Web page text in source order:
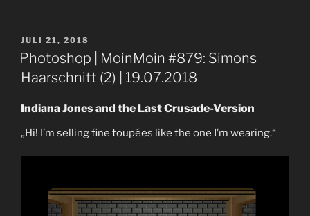
VERÖFFENTLICHT
AM
JULI 21, 2018
Photoshop | MoinMoin #879: Simons
Haarschnitt (2) | 19.07.2018
Indiana Jones and the Last Crusade-Version
„Hi! I’m selling fine toupées like the one I’m wearing.“